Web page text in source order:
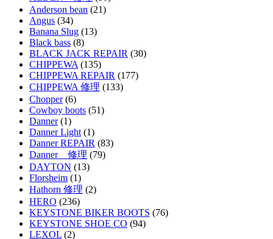
Anderson bean (21)
Angus (34)
Banana Slug (13)
Black bass (8)
BLACK JACK REPAIR (30)
CHIPPEWA (135)
CHIPPEWA REPAIR (177)
CHIPPEWA 修理 (133)
Chopper(6)
Cowboy boots (51)
Danner(1)
Danner Light (1)
Danner REPAIR (83)
Danner 修理 (79)
DAYTON (13)
Florsheim (1)
Hathorn 修理 (2)
HERO (236)
KEYSTONE BIKER BOOTS (76)
KEYSTONE SHOE CO (94)
LEXOL (2)